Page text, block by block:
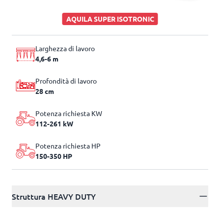
AQUILA SUPER ISOTRONIC
Larghezza di lavoro
4,6-6 m
Profondità di lavoro
28 cm
Potenza richiesta KW
112-261 kW
Potenza richiesta HP
150-350 HP
Struttura HEAVY DUTY